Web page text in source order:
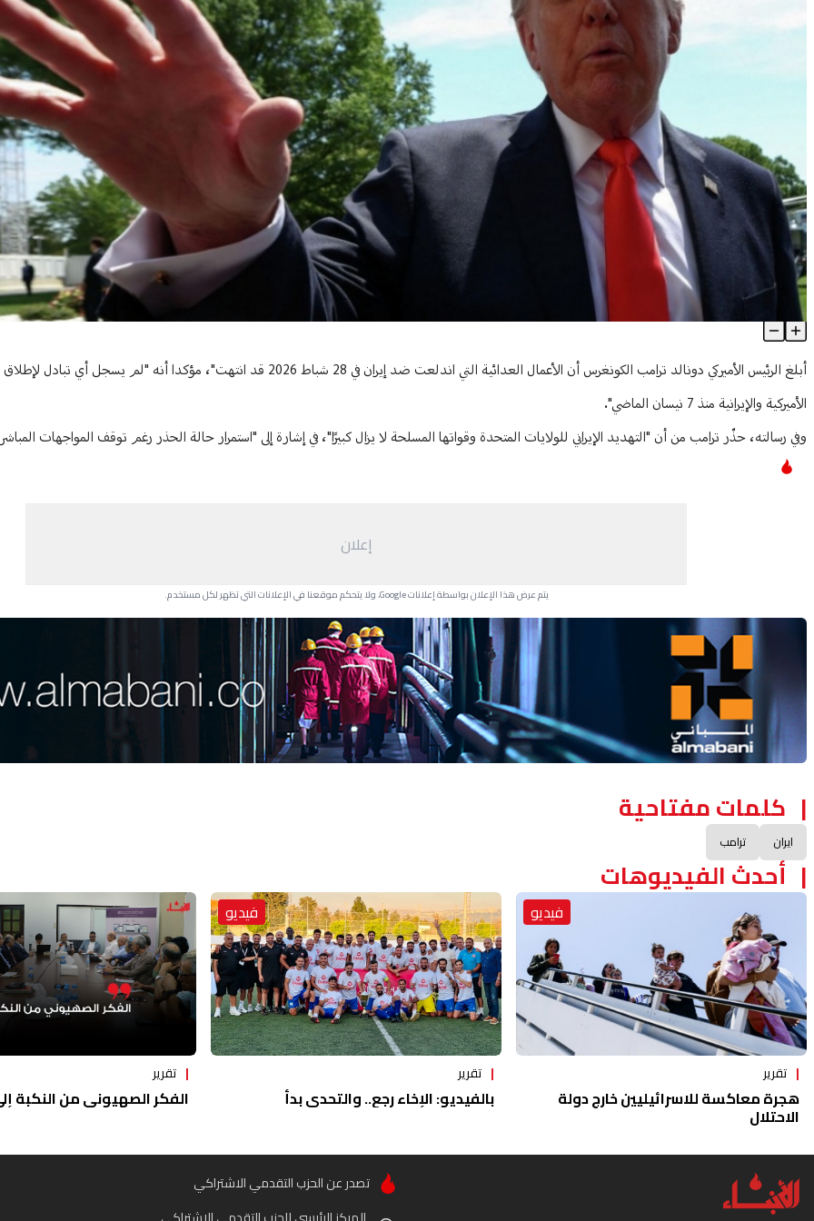
ترامب يبلغ الكونغرس انتهاء الأعمال العدائية مع إيران
Article Content
أبلغ الرئيس الأميركي دونالد ترامب الكونغرس أن الأعمال العدائية التي اندلعت ضد إيران في 28 شباط 2026 قد انتهت"، مؤكدا أنه
الأميركية والإيرانية منذ 7 نيسان الماضي".
وفي رسالته، حذّر ترامب من أن "التهديد الإيراني للولايات المتحدة وقواتها المسلحة لا يزال كبيرًا"، في إشارة إلى "استمرار حالة الحذر رغم توقف المواجهات
إعلان
يتم عرض هذا الإعلان بواسطة إعلانات Google، ولا يتحكم موقعنا في الإعلانات التي تظهر لكل مستخدم.
Advertisement Section
كلمات مفتاحية
ايران ترامب
أحدث الفيديوهات
فيديو
تقرير
هجرة معاكسة للاسرائيليين خارج دولة
الاحتلال
فيديو
تقرير
بالفيديو: الإخاء رجع.. والتحدي بدأ
تقرير
الفكر الصهيوني من النكبة
تصدر عن الحزب التقدمي الاشتراكي